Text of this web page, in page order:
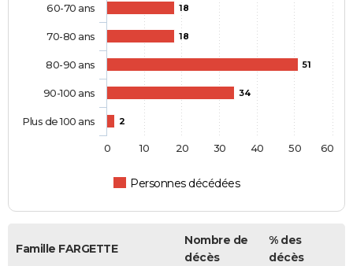
18
18
51
34
2
Personnes décédées
60-70 ans
70-80 ans
80-90 ans
90-100 ans
Plus de 100 ans
0 10 20 30 40 50 60
Famille FARGETTE
Nombre de
décès
% des
décès